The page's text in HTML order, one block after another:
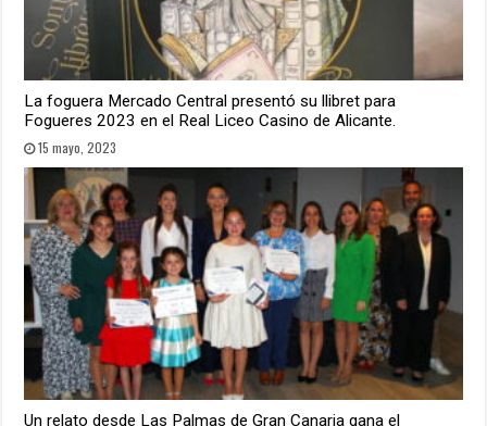
La foguera Mercado Central presentó su llibret para
Fogueres 2023 en el Real Liceo Casino de Alicante.
15 mayo, 2023
Un relato desde Las Palmas de Gran Canaria gana el